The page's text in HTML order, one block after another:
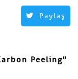
Paylaş
Peeling"